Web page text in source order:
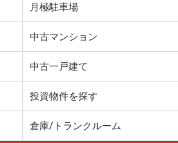
月極駐車場
中古マンション
中古一戸建て
投資物件を探す
倉庫/トランクルーム